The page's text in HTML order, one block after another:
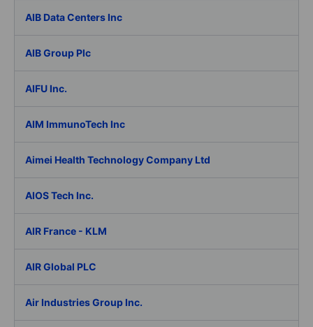
AIB Data Centers Inc
AIB Group Plc
AIFU Inc.
AIM ImmunoTech Inc
Aimei Health Technology Company Ltd
AIOS Tech Inc.
AIR France - KLM
AIR Global PLC
Air Industries Group Inc.